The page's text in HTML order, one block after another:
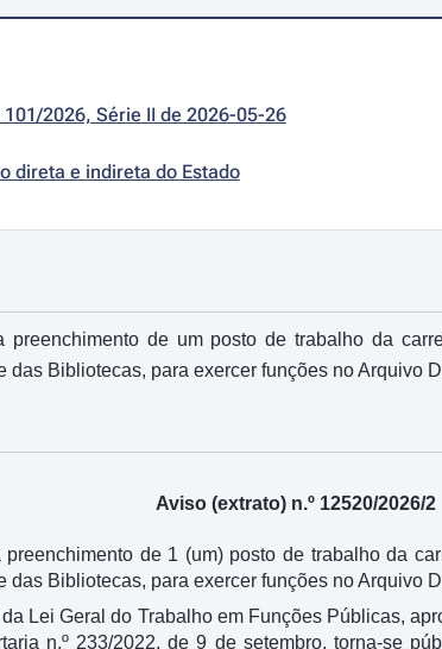
2026, Série II de 2026-05-26
direta e indireta do Estado
preenchimento de um posto de trabalho da
das Bibliotecas, para exercer funções no Arquivo
Aviso (extrato) n.º 12520/2026/2
preenchimento de 1 (um) posto de trabalho da
das Bibliotecas, para exercer funções no Arquivo
Lei Geral do Trabalho em Funções Públicas,
n.º 233/2022, de 9 de setembro, torna-se